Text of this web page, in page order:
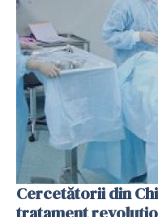
Cercetătorii din